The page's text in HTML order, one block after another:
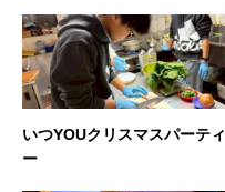
いつYOUクリスマスパーティ
ー